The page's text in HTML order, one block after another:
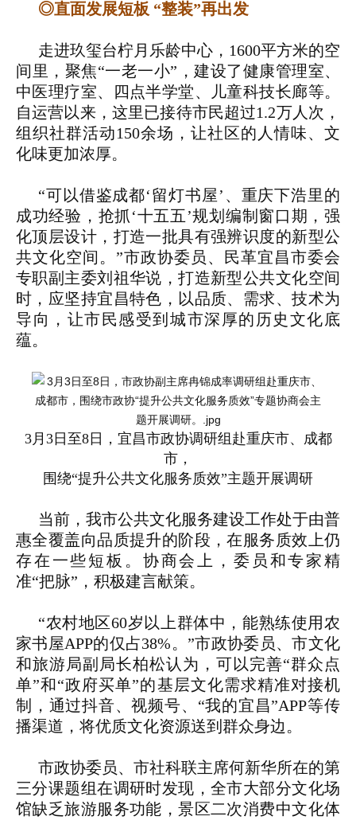
◎直面发展短板 “整装”再出发
走进玖玺台柠月乐龄中心，1600平方米的空
间里，聚焦“一老一小”，建设了健康管理室、
中医理疗室、四点半学堂、儿童科技长廊等。
自运营以来，这里已接待市民超过1.2万人次，
组织社群活动150余场，让社区的人情味、文
化味更加浓厚。
“可以借鉴成都‘留灯书屋’、重庆下浩里的
成功经验，抢抓‘十五五’规划编制窗口期，强
化顶层设计，打造一批具有强辨识度的新型公
共文化空间。”市政协委员、民革宜昌市委会
专职副主委刘祖华说，打造新型公共文化空间
时，应坚持宜昌特色，以品质、需求、技术为
导向，让市民感受到城市深厚的历史文化底
蕴。
3月3日至8日，宜昌市政协调研组赴重庆市、成都
市，
围绕“提升公共文化服务质效”主题开展调研
当前，我市公共文化服务建设工作处于由普
惠全覆盖向品质提升的阶段，在服务质效上仍
存在一些短板。协商会上，委员和专家精
准“把脉”，积极建言献策。
“农村地区60岁以上群体中，能熟练使用农
家书屋APP的仅占38%。”市政协委员、市文化
和旅游局副局长柏松认为，可以完善“群众点
单”和“政府买单”的基层文化需求精准对接机
制，通过抖音、视频号、“我的宜昌”APP等传
播渠道，将优质文化资源送到群众身边。
市政协委员、市社科联主席何新华所在的第
三分课题组在调研时发现，全市大部分文化场
馆缺乏旅游服务功能，景区二次消费中文化体